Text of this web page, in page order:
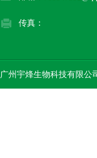
传真：
广州宇烽生物科技有限公